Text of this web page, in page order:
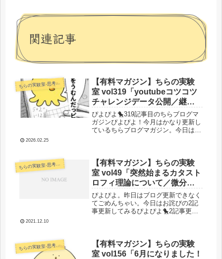
関連記事
ちらの実験室-思考・失敗談・リアルタイム実況等を発信します-
【有料マガジン】ちらの実験
室 vol319「youtubeコツコツ
チャレンジデータ公開／継続
の秘訣／最近の子育てオワコ
ンと人生」
ぴよぴよ🐤319記事目のちらブログマ
ガジンぴよぴよ！今月はかなり更新し
ているちらブログマガジン。今日は深
で、その辺のデータもちゃんと公開
し...
2026.02.25
ちらの実験室-思考・失敗談・リアルタイム実況等を発信します-
【有料マガジン】ちらの実験
室 vol49「突然始まるカタスト
ロフィ理論について／微分方
程式ってなんやねん／数式な
しで説明／検索順位変動と奥
さんの機嫌はカタストロフ
ぴよぴよ。昨日はブログ更新できなく
てごめんちゃい。今日はお詫びの2記
事更新してみるぴよぴよ🐤2記事更新
みましょうか。お題はカタストロフィ
理...
2021.12.10
ちらの実験室-思考・失敗談・リアルタイム実況等を発信します-
【有料マガジン】ちらの実験
室 vol156「6月になりました！